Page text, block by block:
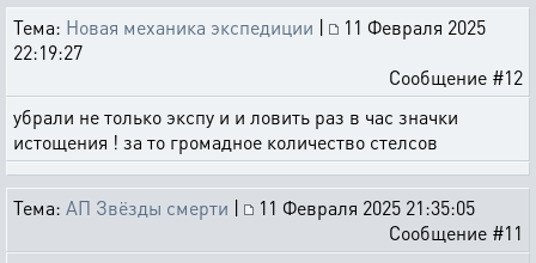
Тема: Новая механика экспедиции |
11 Февраля 2025
22:19:27
Сообщение #12
убрали не только экспу и и ловить раз в час значки
истощения ! за то громадное количество стелсов
Тема: АП Звёзды смерти |
11 Февраля 2025 21:35:05
Сообщение #11